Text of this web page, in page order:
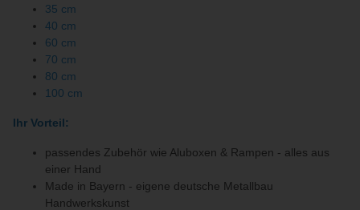
35 cm
40 cm
60 cm
70 cm
80 cm
100 cm
Ihr Vorteil:
passendes Zubehör wie Aluboxen & Rampen - alles aus
einer Hand
Made in Bayern - eigene deutsche Metallbau
Handwerkskunst